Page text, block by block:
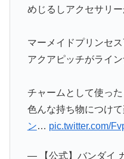
めじるしアクセサリ
マーメイドプリンセ
アクアピッチがライン
チャームとして使った
色んな持ち物につけ
ン… pic.twitter.com/
— 【公式】バンダイ